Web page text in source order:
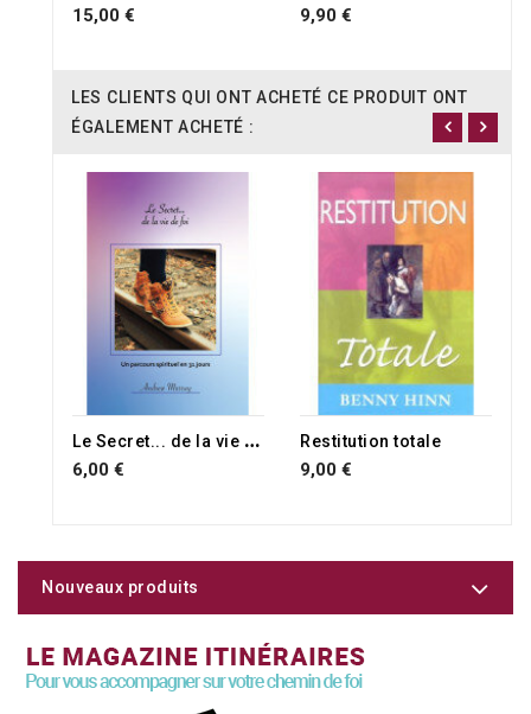
15,00 € 9,90 €
LES CLIENTS QUI ONT ACHETÉ CE PRODUIT ONT
ÉGALEMENT ACHETÉ :
L
e Secret... de la vie de foi
6,00 €
Restitution totale
9,00 €
Nouveaux produits